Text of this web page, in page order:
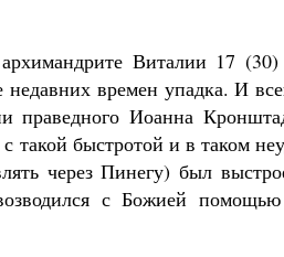
Виталии 17
времен упадка. И
праведного Иоанна
такой быстротой и в таком
через Пинегу) был
с Божией